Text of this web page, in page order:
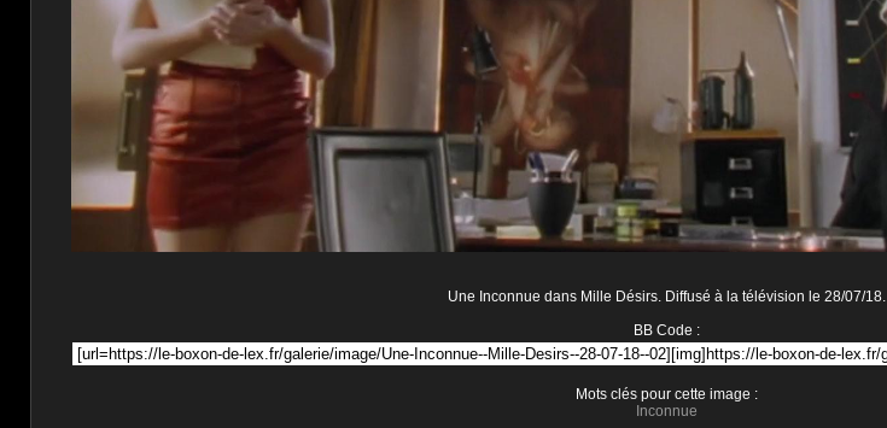
Une Inconnue dans Mille Désirs. Diffusé à la télévision le 28/07/18.
BB Code :
Mots clés pour cette image :
Inconnue